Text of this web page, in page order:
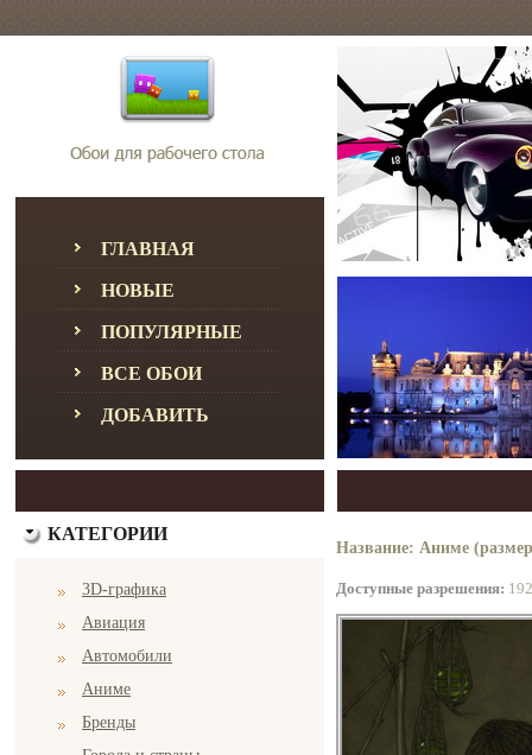
ГЛАВНАЯ
НОВЫЕ
ПОПУЛЯРНЫЕ
ВСЕ ОБОИ
ДОБАВИТЬ
КАТЕГОРИИ
3D-графика
Авиация
Автомобили
Аниме
Бренды
Название: Аниме
Доступные разрешения: